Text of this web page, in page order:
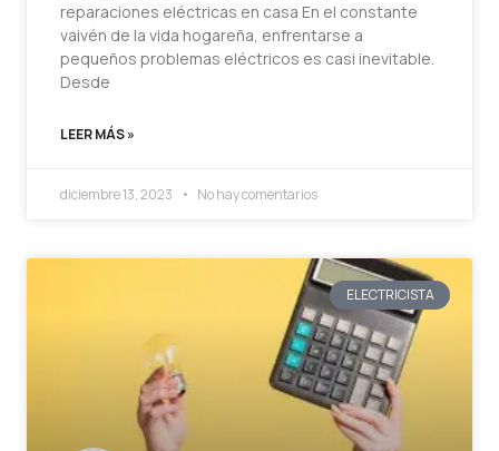
reparaciones eléctricas en casa En el constante
vaivén de la vida hogareña, enfrentarse a
pequeños problemas eléctricos es casi inevitable.
Desde
LEER MÁS »
diciembre 13, 2023 No hay comentarios
ELECTRICISTA